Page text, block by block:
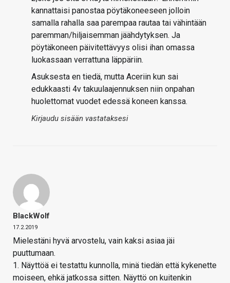
kannattaisi panostaa pöytäkoneeseen jolloin
samalla rahalla saa parempaa rautaa tai vähintään
paremman/hiljaisemman jäähdytyksen. Ja
pöytäkoneen päivitettävyys olisi ihan omassa
luokassaan verrattuna läppäriin.
Asuksesta en tiedä, mutta Aceriin kun sai
edukkaasti 4v takuulaajennuksen niin onpahan
huolettomat vuodet edessä koneen kanssa.
Kirjaudu sisään vastataksesi
BlackWolf
17.2.2019
Mielestäni hyvä arvostelu, vain kaksi asiaa jäi
puuttumaan.
1. Näyttöä ei testattu kunnolla, minä tiedän että kykenette
moiseen, ehkä jatkossa sitten. Näyttö on kuitenkin